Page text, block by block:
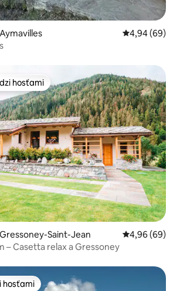
Priemerné
4,94 (69)
hosťami
hosťami
Saint-Jean Priemerné
4,96 (69)
– Casetta relax a Gressoney
hosťami
hosťami